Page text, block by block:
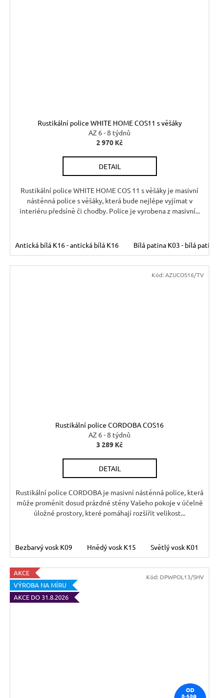
Rustikální police WHITE HOME COS11 s věšáky
AZ 6 - 8 týdnů
2 970 Kč
DETAIL
Rustikální police WHITE HOME COS 11 s věšáky je masivní
nástěnná police s věšáky, která bude nejlépe vyjímat v
interiéru předsíně či chodby. Police je vyrobena z masivní...
Antická bílá K16 - antická bílá K16 Bílá patina K03 - bílá patina
Rustikální police CORDOBA COS16
AZ 6 - 8 týdnů
3 289 Kč
DETAIL
Rustikální police CORDOBA je masivní nástěnná police, která
může proměnit dosud prázdné stěny Vašeho pokoje v účelné
úložné prostory, které pomáhají rozšířit velikost...
Bezbarvý vosk K09 Hnědý vosk K15 Světlý vosk K01
Kód: AZUCOS16/TV
AKCE
VÝROBA NA MÍRU
AKCE DO 31.8.2026
OD
2 120
Kód: DPWPOL13/SHV